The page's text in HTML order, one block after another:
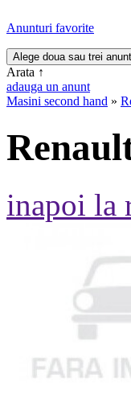
Anunturi favorite
Arata ↑
adauga un anunt
Masini second hand »
inapoi la